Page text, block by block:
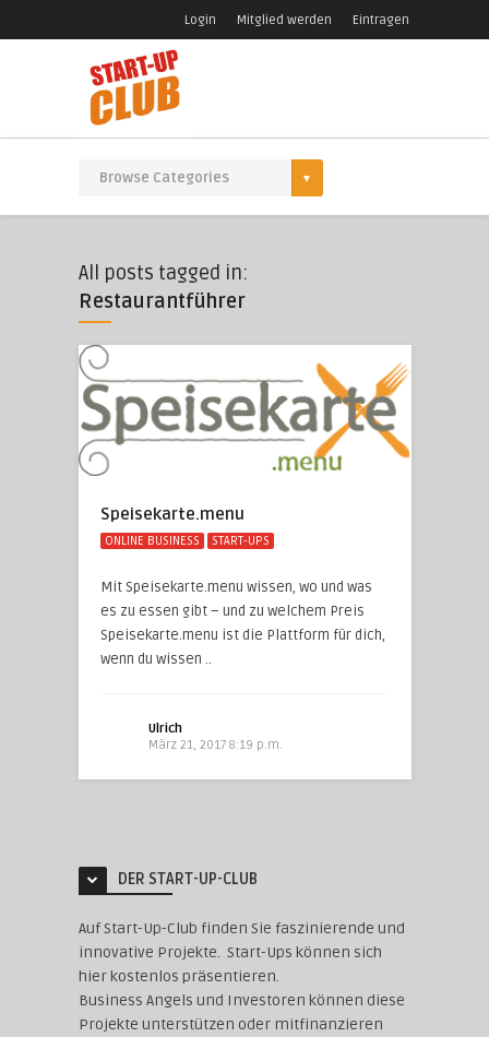
Login Mitglied werden Eintragen
All posts tagged in:
Restaurantführer
Speisekarte.menu
ONLINE BUSINESS START-UPS
Mit Speisekarte.menu wissen, wo und was
es zu essen gibt – und zu welchem Preis
Speisekarte.menu ist die Plattform für dich,
wenn du wissen ..
Ulrich
März 21, 2017 8:19 p.m.
DER START-UP-CLUB
Auf Start-Up-Club finden Sie faszinierende und
innovative Projekte. Start-Ups können sich
hier kostenlos präsentieren.
Business Angels und Investoren können diese
Projekte unterstützen oder mitfinanzieren